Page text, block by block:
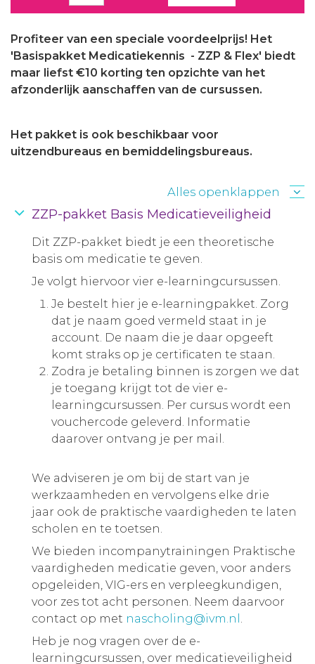
Profiteer van een speciale voordeelprijs! Het
'Basispakket Medicatiekennis - ZZP & Flex' biedt
maar liefst €10 korting ten opzichte van het
afzonderlijk aanschaffen van de cursussen.
Het pakket is ook beschikbaar voor
uitzendbureaus en bemiddelingsbureaus.
Alles openklappen
ZZP-pakket Basis Medicatieveiligheid
Dit ZZP-pakket biedt je een theoretische
basis om medicatie te geven.
Je volgt hiervoor vier e-learningcursussen.
Je bestelt hier je e-learningpakket. Zorg
dat je naam goed vermeld staat in je
account. De naam die je daar opgeeft
komt straks op je certificaten te staan.
Zodra je betaling binnen is zorgen we dat
je toegang krijgt tot de vier e-
learningcursussen. Per cursus wordt een
vouchercode geleverd. Informatie
daarover ontvang je per mail.
We adviseren je om bij de start van je
werkzaamheden en vervolgens elke drie
jaar ook de praktische vaardigheden te laten
scholen en te toetsen.
We bieden incompanytrainingen Praktische
vaardigheden medicatie geven, voor anders
opgeleiden, VIG-ers en verpleegkundigen,
voor zes tot acht personen. Neem daarvoor
contact op met nascholing@ivm.nl .
Heb je nog vragen over de e-
learningcursussen, over medicatieveiligheid